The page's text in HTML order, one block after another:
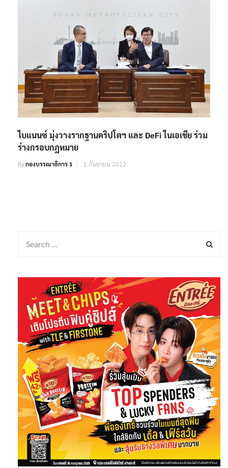
ไบแนนซ์ มุ่งวางรากฐานคริปโตฯ และ DeFi ในเอเชีย ร่วม
ร่างกรอบกฎหมาย
Byกองบรรณาธิการ 1 1 กันยายน 2022